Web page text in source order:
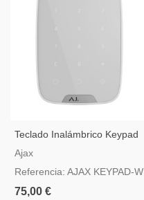
Teclado Inalámbrico Keypad
Blanco Para Alarma Ajax
Ajax
Referencia: AJAX KEYPAD-W
75,00 €